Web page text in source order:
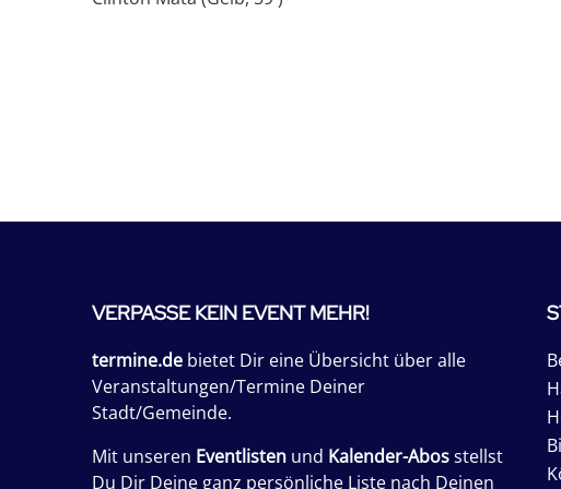
VERPASSE KEIN EVENT MEHR!
termine.de bietet Dir eine Übersicht über alle
Veranstaltungen/Termine Deiner
Stadt/Gemeinde.
Mit unseren Eventlisten und Kalender-Abosstellst
Du Dir Deine ganz persönliche Liste nach Deinen